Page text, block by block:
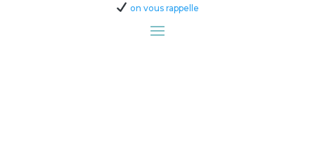
on vous rappelle